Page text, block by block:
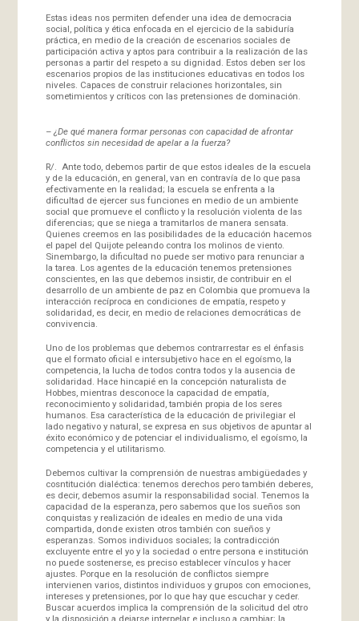
Estas ideas nos permiten defender una idea de democracia
social, política y ética enfocada en el ejercicio de la sabiduría
práctica, en medio de la creación de escenarios sociales de
participación activa y aptos para contribuir a la realización de las
personas a partir del respeto a su dignidad. Estos deben ser los
escenarios propios de las instituciones educativas en todos los
niveles. Capaces de construir relaciones horizontales, sin
sometimientos y críticos con las pretensiones de dominación.
– ¿De qué manera formar personas con capacidad de afrontar
conflictos sin necesidad de apelar a la fuerza?
R/. Ante todo, debemos partir de que estos ideales de la escuela
y de la educación, en general, van en contravía de lo que pasa
efectivamente en la realidad; la escuela se enfrenta a la
dificultad de ejercer sus funciones en medio de un ambiente
social que promueve el conflicto y la resolución violenta de las
diferencias; que se niega a tramitarlos de manera sensata.
Quienes creemos en las posibilidades de la educación hacemos
el papel del Quijote peleando contra los molinos de viento.
Sinembargo, la dificultad no puede ser motivo para renunciar a
la tarea. Los agentes de la educación tenemos pretensiones
conscientes, en las que debemos insistir, de contribuir en el
desarrollo de un ambiente de paz en Colombia que promueva la
interacción recíproca en condiciones de empatía, respeto y
solidaridad, es decir, en medio de relaciones democráticas de
convivencia.
Uno de los problemas que debemos contrarrestar es el énfasis
que el formato oficial e intersubjetivo hace en el egoísmo, la
competencia, la lucha de todos contra todos y la ausencia de
solidaridad. Hace hincapié en la concepción naturalista de
Hobbes, mientras desconoce la capacidad de empatía,
reconocimiento y solidaridad, también propia de los seres
humanos. Esa característica de la educación de privilegiar el
lado negativo y natural, se expresa en sus objetivos de apuntar al
éxito económico y de potenciar el individualismo, el egoísmo, la
competencia y el utilitarismo.
Debemos cultivar la comprensión de nuestras ambigüedades y
cosntitución dialéctica: tenemos derechos pero también deberes,
es decir, debemos asumir la responsabilidad social. Tenemos la
capacidad de la esperanza, pero sabemos que los sueños son
conquistas y realización de ideales en medio de una vida
compartida, donde existen otros también con sueños y
esperanzas. Somos individuos sociales; la contradicción
excluyente entre el yo y la sociedad o entre persona e institución
no puede sostenerse, es preciso establecer vínculos y hacer
ajustes. Porque en la resolución de conflictos siempre
intervienen varios, distintos individuos y grupos con emociones,
intereses y pretensiones, por lo que hay que escuchar y ceder.
Buscar acuerdos implica la comprensión de la solicitud del otro
y la disposición a dejarse interpelar e incluso a cambiar; la